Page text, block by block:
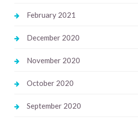
February 2021
December 2020
November 2020
October 2020
September 2020